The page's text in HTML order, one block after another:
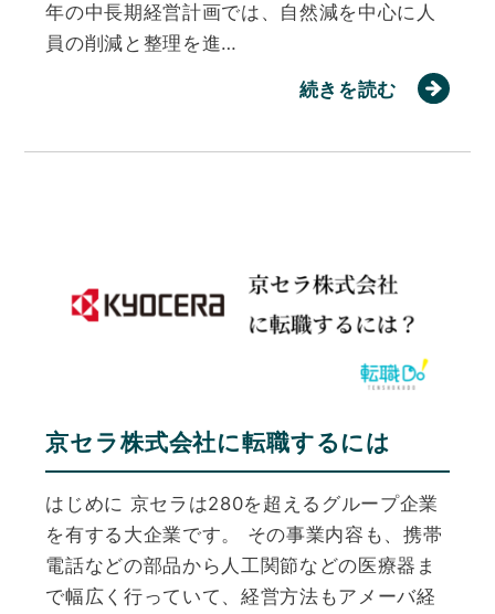
年の中長期経営計画では、自然減を中心に人
員の削減と整理を進…
続きを読む
京セラ株式会社に転職するには
はじめに 京セラは280を超えるグループ企業
を有する大企業です。 その事業内容も、携帯
電話などの部品から人工関節などの医療器ま
で幅広く行っていて、経営方法もアメーバ経